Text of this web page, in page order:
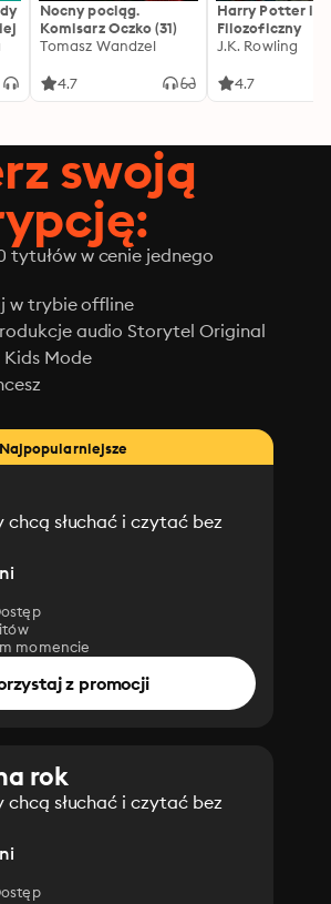
Nocny pociąg.
Komisarz Oczko (31)
Tomasz Wandzel
4.7
Harry Potter i
Filozoficzny
J.K. Rowling
4.7
swoją
tytułów w cenie jednego
w trybie offline
audio Storytel Original
Mode
Najpopularniejsze
słuchać i czytać bez
momencie
z promocji
rok
słuchać i czytać bez